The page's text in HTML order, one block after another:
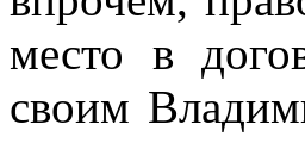
место в
своим